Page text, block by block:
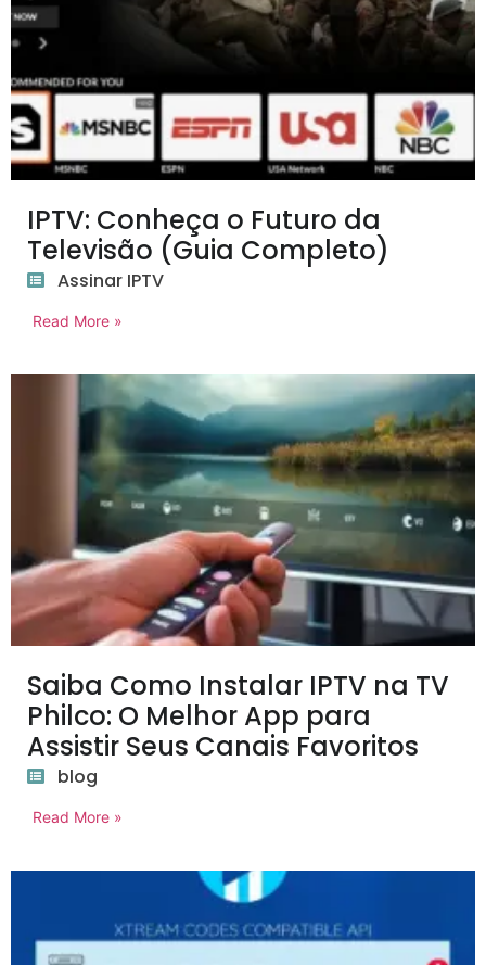
IPTV: Conheça o Futuro da
Televisão (Guia Completo)
Assinar IPTV
Read More »
Saiba Como Instalar IPTV na TV
Philco: O Melhor App para
Assistir Seus Canais Favoritos
blog
Read More »